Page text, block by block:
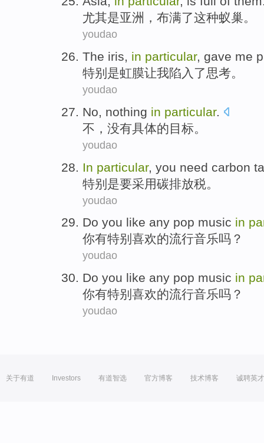
尤其是亚洲 ， 布满了这种蚁巢。
youdao
The iris, in particular, gave me
特别是虹膜让我陷入了思考。
youdao
No, nothing in particular.
不 ， 没有具体的目标。
youdao
In particular, you need carbon
特别是要采用碳排放税 。
youdao
Do you like any pop music in
你有特别 喜欢的流行音乐吗？
youdao
Do you like any pop music in
你有特别 喜欢的流行音乐吗？
youdao
关于有道 Investors 有道智选 官方博客 技术博客 诚聘英才